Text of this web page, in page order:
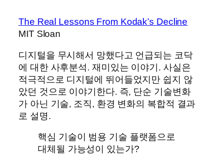
The Real Lessons From Kodak’s Decline
MIT Sloan
디지털을 무시해서 망했다고 언급되는 코닥
에 대한 사후분석. 재미있는 이야기. 사실은
적극적으로 디지털에 뛰어들었지만 쉽지 않
았던 것으로 이야기한다. 즉, 단순 기술변화
가 아닌 기술, 조직, 환경 변화의 복합적 결과
로 설명.
핵심 기술이 범용 기술 플랫폼으로
대체될 가능성이 있는가?